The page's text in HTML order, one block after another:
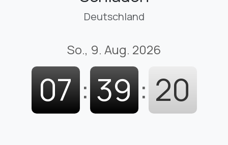
Deutschland
So., 9. Aug. 2026
07 : 39 : 21